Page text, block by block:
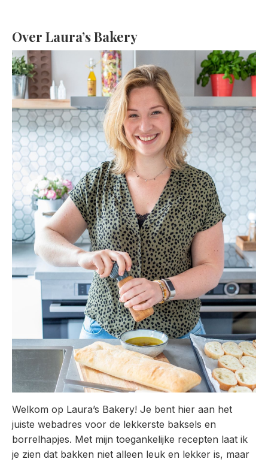
Over Laura’s Bakery
Welkom op Laura’s Bakery! Je bent hier aan het
juiste webadres voor de lekkerste baksels en
borrelhapjes. Met mijn toegankelijke recepten laat ik
je zien dat bakken niet alleen leuk en lekker is, maar